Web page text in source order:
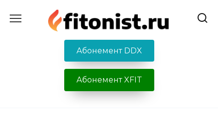
содержанию
Абонемент DDX
Абонемент XFIT